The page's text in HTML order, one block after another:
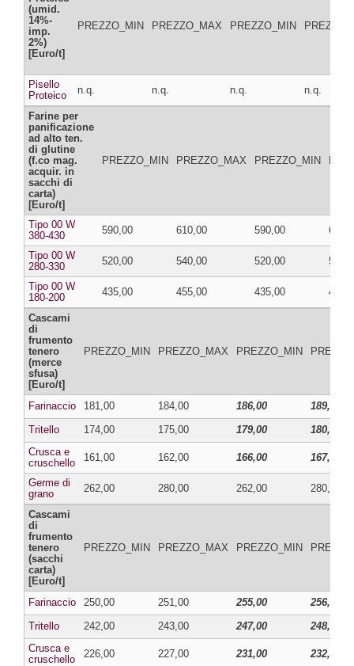
(umid.
14%-
imp.
2%)
[Euro/t]
PREZZO_MIN PREZZO_MAX PREZZO_MIN
Pisello
Proteico
n.q. n.q. n.q. n.q.
Farine per
panificazione
ad alto ten.
di glutine
(f.co mag.
acquir. in
sacchi di
carta)
[Euro/t]
PREZZO_MIN PREZZO_MAX PREZZO_MIN
Tipo 00 W
380-430
590,00 610,00 590,00
Tipo 00 W
280-330
520,00 540,00 520,00
Tipo 00 W
180-200
435,00 455,00 435,00
Cascami
di
frumento
tenero
(merce
sfusa)
[Euro/t]
PREZZO_MIN PREZZO_MAX PREZZO_MIN
Farinaccio 181,00 184,00 186,00
189,00
Tritello
174,00 175,00 179,00
180,00
Crusca e
cruschello
161,00 162,00 166,00 167,00
Germe di
grano
262,00 280,00 262,00 280,00
Cascami
di
frumento
tenero
(sacchi
carta)
[Euro/t]
PREZZO_MIN PREZZO_MAX PREZZO_MIN
Farinaccio 250,00 251,00 255,00
256,00
Tritello
242,00 243,00 247,00
248,00
Crusca e
cruschello
226,00 227,00 231,00 232,00